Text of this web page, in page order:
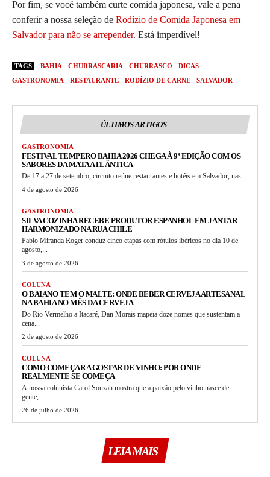
Por fim, se você também curte comida japonesa, vale a pena
conferir a nossa seleção de Rodízio de Comida Japonesa em
Salvador para não se arrepender. Está imperdível!
TAGS BAHIA CHURRASCARIA CHURRASCO
DICAS
GASTRONOMIA
RESTAURANTE RODÍZIO DE CARNE SALVADOR
ÚLTIMOS ARTIGOS
GASTRONOMIA
FESTIVAL TEMPERO BAHIA 2026 CHEGA À 9ª EDIÇÃO COM OS
SABORES DA MATA ATLÂNTICA
De 17 a 27 de setembro, circuito reúne restaurantes e hotéis em Salvador, nas...
4 de agosto de 2026
GASTRONOMIA
SILVA COZINHA RECEBE PRODUTOR ESPANHOL EM JANTAR
HARMONIZADO NA RUA CHILE
Pablo Miranda Roger conduz cinco etapas com rótulos ibéricos no dia 10 de
agosto,...
3 de agosto de 2026
COLUNA
O BAIANO TEM O MALTE: ONDE BEBER CERVEJA ARTESANAL
NA BAHIA NO MÊS DA CERVEJA
Do Rio Vermelho a Itacaré, Dan Morais mapeia doze nomes que sustentam a
cena...
2 de agosto de 2026
COLUNA
COMO COMEÇAR A GOSTAR DE VINHO: POR ONDE
REALMENTE SE COMEÇA
A nossa colunista Carol Souzah mostra que a paixão pelo vinho nasce de
gente,...
26 de julho de 2026
LEIA MAIS